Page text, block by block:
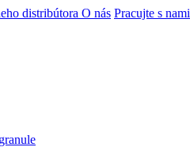
distribútora O nás Pracujte s nami